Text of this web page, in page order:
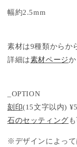
幅約2.5mm
素材は9種類からか
詳細は素材ページ
_OPTION
刻印(15文字以内)
石のセッティング
※デザインによっ